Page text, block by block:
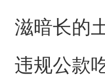
滋暗长的
违规公款